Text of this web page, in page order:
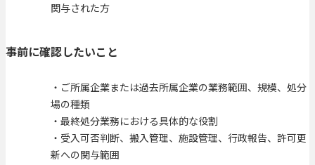
関与された方
事前に確認したいこと
・ご所属企業または過去所属企業の業務範囲、規模、処分
場の種類
・最終処分業務における具体的な役割
・受入可否判断、搬入管理、施設管理、行政報告、許可更
新への関与範囲